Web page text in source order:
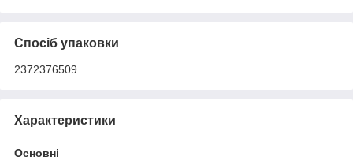
Спосіб упаковки
2372376509
Характеристики
Основні